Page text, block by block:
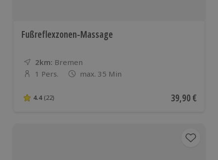
Fußreflexzonen-Massage
2km: Entfernung
Standort
Bremen
Anzahl der Teilnehmer
1 Pers. max. 35 Min
4.4 von 5 Sternen basierend auf 22 Bewertungen
4.4 (22) Aktueller
39,90 €